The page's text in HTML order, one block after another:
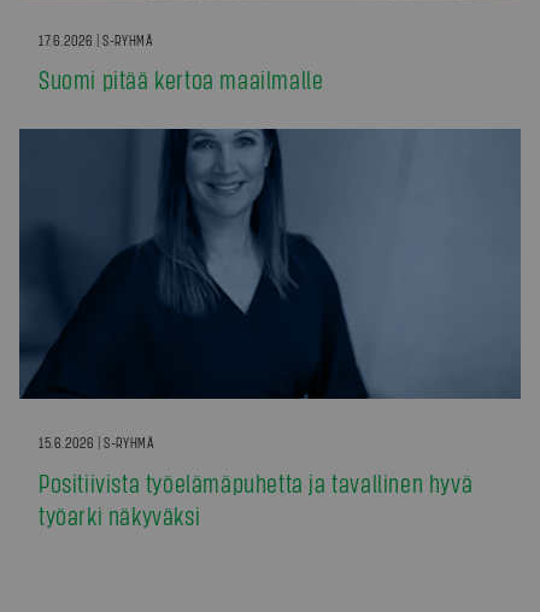
17.6.2026 | S-RYHMÄ
Suomi pitää kertoa maailmalle
15.6.2026 | S-RYHMÄ
Positiivista työelämäpuhetta ja tavallinen hyvä
työarki näkyväksi